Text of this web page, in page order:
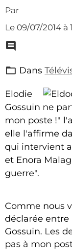
Par
Le 09/07/2014 à
Dans
Elodie
Gossuin ne
mon poste !"
elle l'affirme
qui intervient
et Enora
guerre".
Comme nous
déclarée entre
Gossuin. Les
pas à mon